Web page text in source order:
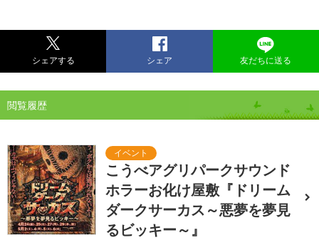
シェアする シェア 友だちに送る
閲覧履歴
こうべアグリパークサウンド
ホラーお化け屋敷『ドリーム
ダークサーカス～悪夢を夢見
るビッキー～』